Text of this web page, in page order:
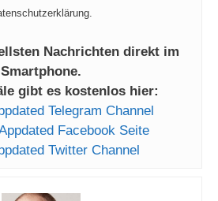
Nachrichten direkt im
Smartphone.
gibt es kostenlos hier:
Telegram Channel
Facebook Seite
Twitter Channel